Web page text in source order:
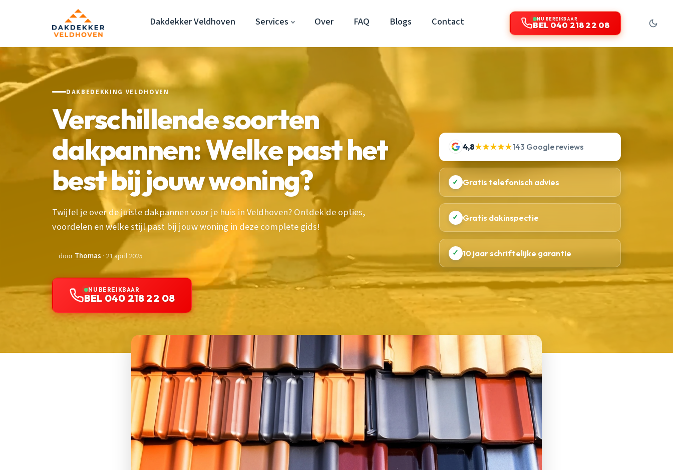
Dakdekker Veldhoven Services Over FAQ Blogs Contact NU BEREIKBAAR
BEL 040 218 22 08
DAKBEDEKKING VELDHOVEN
Verschillende soorten
dakpannen: Welke past het
best bij jouw woning?
Twijfel je over de juiste dakpannen voor je huis in Veldhoven? Ontdek de opties,
voordelen en welke stijl past bij jouw woning in deze complete gids!
doorThomas · 21 april 2025
NU BEREIKBAAR
BEL 040 218 22 08
4,8★★★★★143 Google reviews
✓ Gratis telefonisch advies
✓ Gratis dakinspectie
✓ 10 jaar schriftelijke garantie